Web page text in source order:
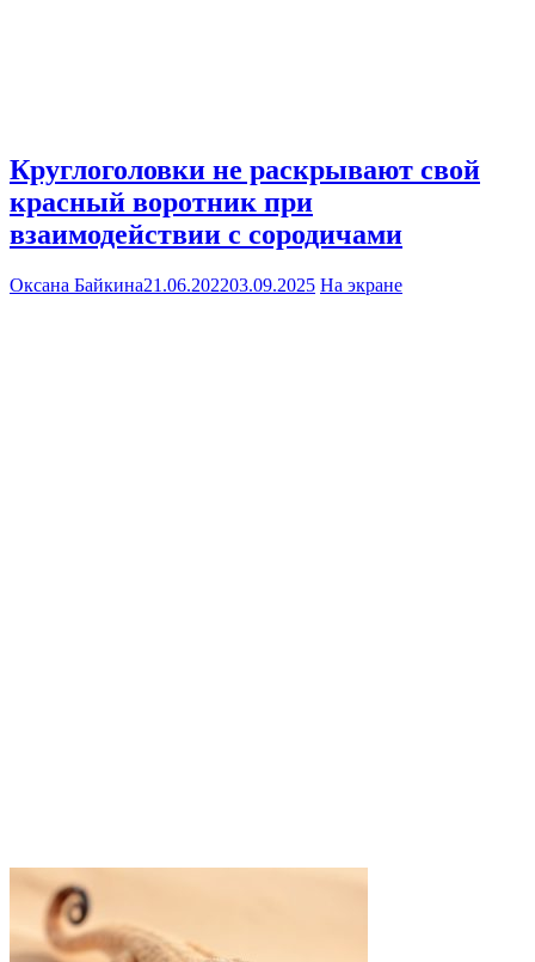
Круглоголовки не раскрывают свой
красный воротник при
взаимодействии с сородичами
Оксана Байкина21.06.202203.09.2025 На экране